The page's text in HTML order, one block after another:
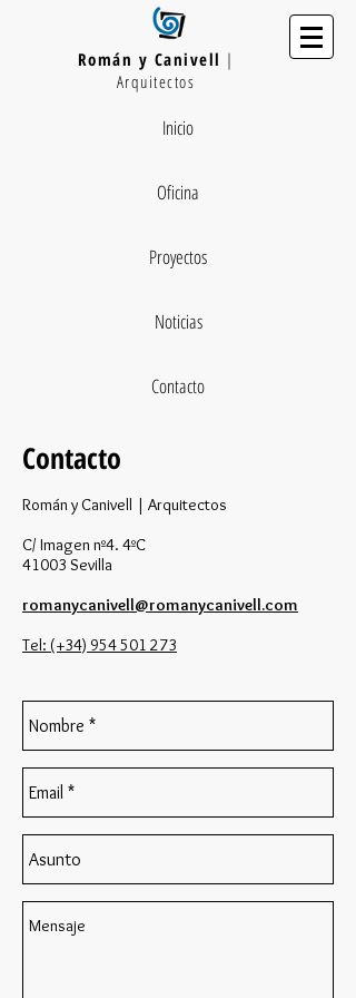
Román y Canivell |
Arquitectos
Inicio
Oficina
Proyectos
Noticias
Contacto
Contacto
Román y Canivell | Arquitectos
C/ Imagen nº4. 4ºC
41003 Sevilla
romanycanivell@romanycanivell.com
Tel: (+34) 954 501 273